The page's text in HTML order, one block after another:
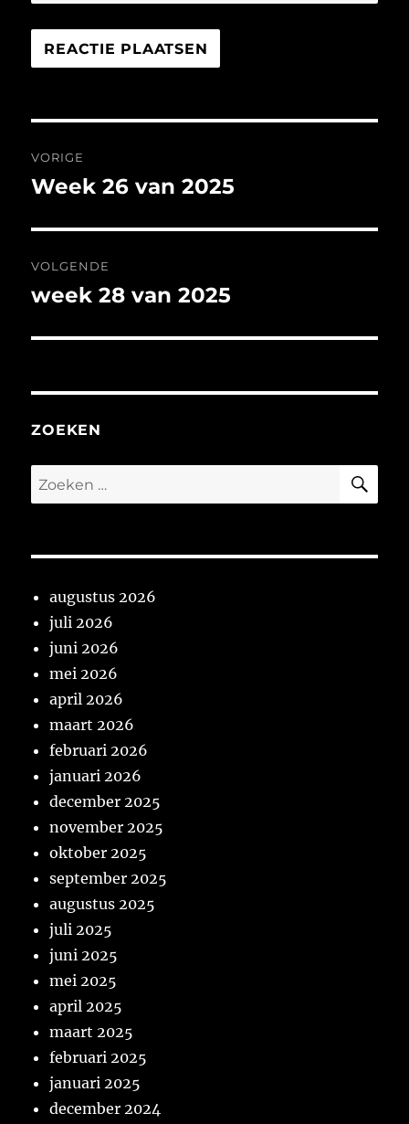
navigatie
VORIGE
Vorig
Week 26 van 2025
VOLGENDE
Volgend
week 28 van 2025
ZOEKEN
Zoeken
naar:
augustus 2026
juli 2026
juni 2026
mei 2026
april 2026
maart 2026
februari 2026
januari 2026
december 2025
november 2025
oktober 2025
september 2025
augustus 2025
juli 2025
juni 2025
mei 2025
april 2025
maart 2025
februari 2025
januari 2025
december 2024